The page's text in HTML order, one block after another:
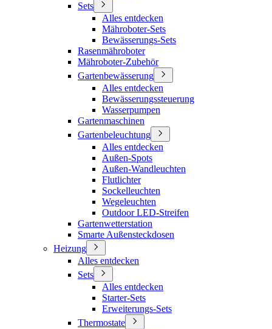
Sets
Alles entdecken
Mähroboter-Sets
Bewässerungs-Sets
Rasenmähroboter
Mähroboter-Zubehör
Gartenbewässerung
Alles entdecken
Bewässerungssteuerung
Wasserpumpen
Gartenmaschinen
Gartenbeleuchtung
Alles entdecken
Außen-Spots
Außen-Wandleuchten
Flutlichter
Sockelleuchten
Wegeleuchten
Outdoor LED-Streifen
Gartenwetterstation
Smarte Außensteckdosen
Heizung
Alles entdecken
Sets
Alles entdecken
Starter-Sets
Erweiterungs-Sets
Thermostate